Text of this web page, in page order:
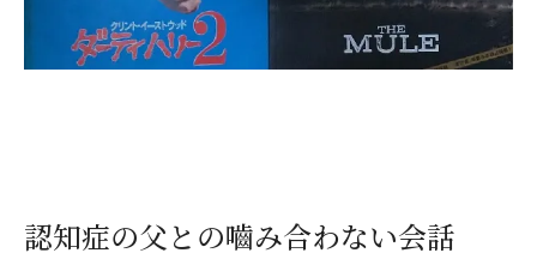
認知症の父との嚙み合わない会話